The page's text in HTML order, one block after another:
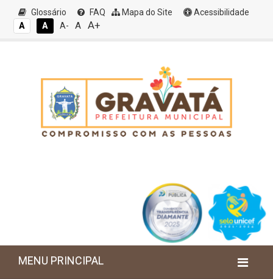
Glossário FAQ Mapa do Site
Acessibilidade
A
A A- A A+
MENU PRINCIPAL